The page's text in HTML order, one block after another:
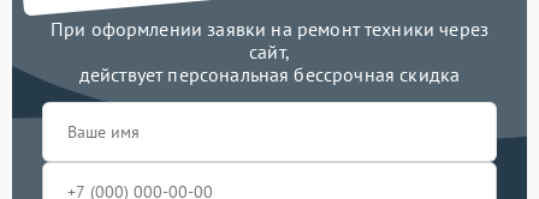
При оформлении заявки на ремонт техники через
сайт,
действует персональная бессрочная скидка